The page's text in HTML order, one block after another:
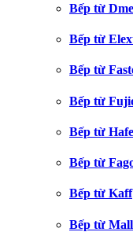
Bếp từ
Bếp từ
Bếp từ
Bếp từ
Bếp từ
Bếp từ
Bếp từ Kaff
Bếp từ